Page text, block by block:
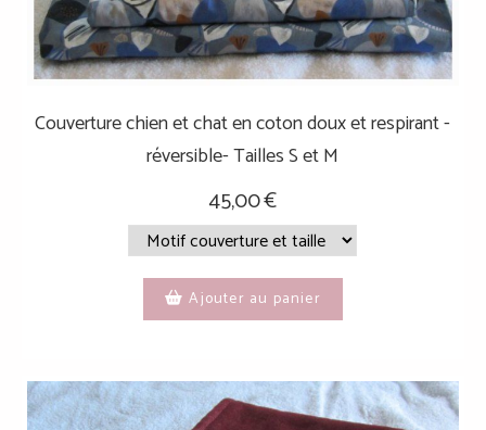
Couverture chien et chat en coton doux et respirant -
réversible- Tailles S et M
45,00€
Ajouter au panier